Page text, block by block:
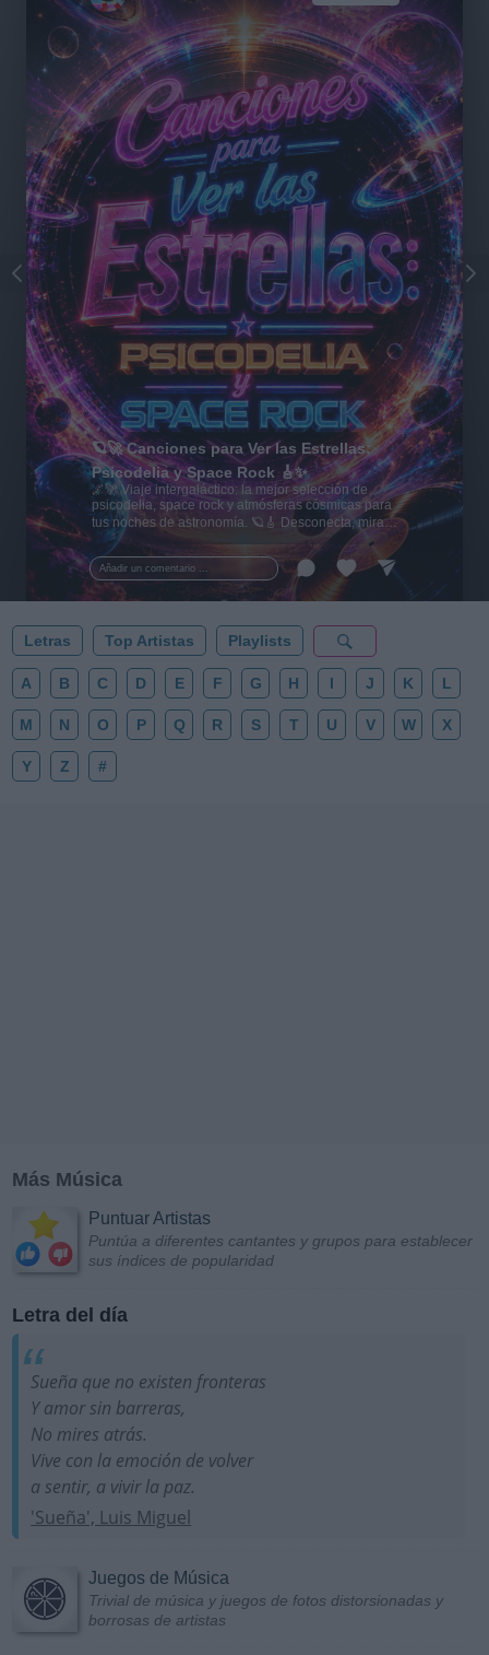
Añadir un comentario ...
🪐🚀 Canciones para Ver las Estrellas:
Psicodelia y Space Rock 🎸✨
🌌🚀 Viaje intergaláctico: la mejor selección de
psicodelia, space rock y atmósferas cósmicas para
tus noches de astronomía. 🪐🎸 Desconecta, mira
al firmamento y siente la gravedad cero. 💾 ¡Guarda
esta colección para tu próxima noche estrellada!
✨⭐
Letras Top Artistas Playlists
A B C D E F G H I J K L
M N O P Q R S T U V W X
Y Z #
Más Música
Puntuar Artistas
Puntúa a diferentes cantantes y grupos para establecer
sus índices de popularidad
Letra del día
Sueña que no existen fronteras
Y amor sin barreras,
No mires atrás.
Vive con la emoción de volver
a sentir, a vivir la paz.
'Sueña', Luis Miguel
Juegos de Música
Trivial de música y juegos de fotos distorsionadas y
borrosas de artistas